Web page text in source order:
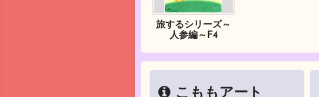
旅するシリーズ～
人参編～F4
こももアート